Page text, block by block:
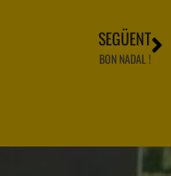
SEGÜENT
BON NADAL !